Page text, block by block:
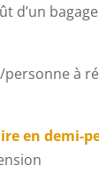
d’un
personne à
en demi-